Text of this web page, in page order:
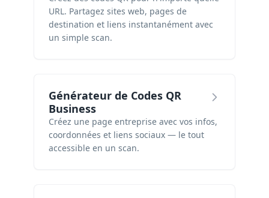
URL. Partagez sites web, pages de
destination et liens instantanément avec
un simple scan.
Générateur de Codes QR
Business
Créez une page entreprise avec vos infos,
coordonnées et liens sociaux — le tout
accessible en un scan.